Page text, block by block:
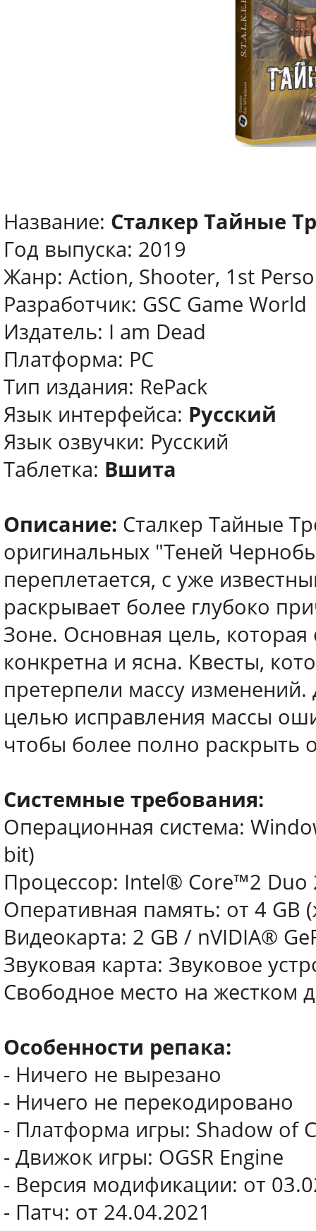
Название: Сталкер Тайные
Год выпуска: 2019
Жанр: Action, Shooter, 1st
Разработчик: GSC Game World
Издатель: I am Dead
Платформа: PC
Тип издания: RePack
Язык интерфейса: Русский
Язык озвучки: Русский
Таблетка: Вшита
Описание: Сталкер Тайные
оригинальных "Теней
переплетается, с уже
раскрывает более глубоко
Зоне. Основная цель,
конкретна и ясна. Квесты,
претерпели массу
целью исправления массы
чтобы более полно
Системные требования:
Операционная система:
bit)
Процессор: Intel® Core™2 Duo
Оперативная память: от 4
Видеокарта: 2 GB / nVIDIA®
Звуковая карта: Звуковое
Свободное место на жестком
Особенности репака:
- Ничего не вырезано
- Ничего не перекодировано
- Платформа игры: Shadow of
- Движок игры: OGSR Engine
- Версия модификации: от
- Патч: от 24.04.2021